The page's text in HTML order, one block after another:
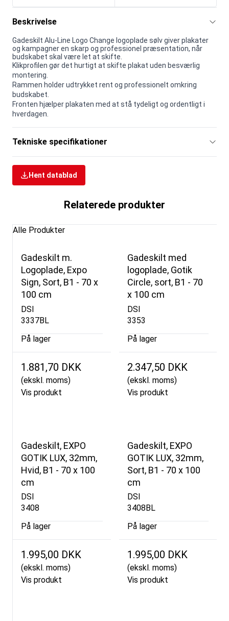
Beskrivelse
Gadeskilt Alu-Line Logo Change logoplade sølv giver plakater
og kampagner en skarp og professionel præsentation, når
budskabet skal være let at skifte.
Klikprofilen gør det hurtigt at skifte plakat uden besværlig
montering.
Rammen holder udtrykket rent og professionelt omkring
budskabet.
Fronten hjælper plakaten med at stå tydeligt og ordentligt i
hverdagen.
Tekniske specifikationer
Hent datablad
Relaterede produkter
Alle Produkter
Gadeskilt m.
Logoplade, Expo
Sign, Sort, B1 - 70 x
100 cm
DSI
3337BL
På lager
1.881,70 DKK
(ekskl. moms)
Vis produkt
Gadeskilt med
logoplade, Gotik
Circle, sort, B1 - 70
x 100 cm
DSI
3353
På lager
2.347,50 DKK
(ekskl. moms)
Vis produkt
Gadeskilt, EXPO
GOTIK LUX, 32mm,
Hvid, B1 - 70 x 100
cm
DSI
3408
På lager
1.995,00 DKK
(ekskl. moms)
Vis produkt
Gadeskilt, EXPO
GOTIK LUX, 32mm,
Sort, B1 - 70 x 100
cm
DSI
3408BL
På lager
1.995,00 DKK
(ekskl. moms)
Vis produkt